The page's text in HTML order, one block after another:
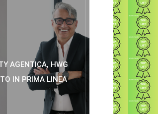
AGENTICA, HWG
IN PRIMA LINEA